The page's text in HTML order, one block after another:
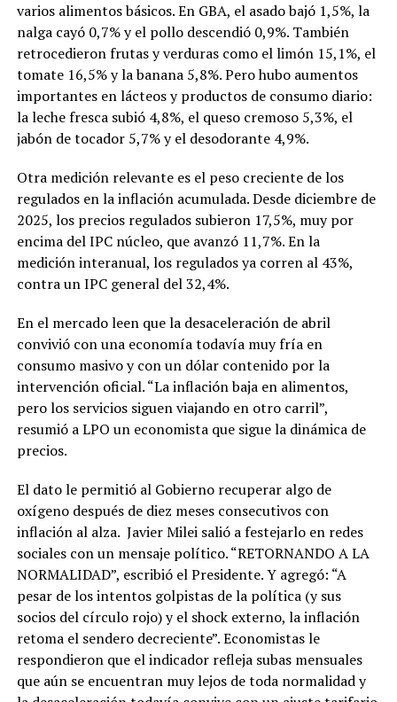
varios alimentos básicos. En GBA, el asado bajó 1,5%, la
nalga cayó 0,7% y el pollo descendió 0,9%. También
retrocedieron frutas y verduras como el limón 15,1%, el
tomate 16,5% y la banana 5,8%. Pero hubo aumentos
importantes en lácteos y productos de consumo diario:
la leche fresca subió 4,8%, el queso cremoso 5,3%, el
jabón de tocador 5,7% y el desodorante 4,9%.
Otra medición relevante es el peso creciente de los
regulados en la inflación acumulada. Desde diciembre de
2025, los precios regulados subieron 17,5%, muy por
encima del IPC núcleo, que avanzó 11,7%. En la
medición interanual, los regulados ya corren al 43%,
contra un IPC general del 32,4%.
En el mercado leen que la desaceleración de abril
convivió con una economía todavía muy fría en
consumo masivo y con un dólar contenido por la
intervención oficial. “La inflación baja en alimentos,
pero los servicios siguen viajando en otro carril”,
resumió a LPO un economista que sigue la dinámica de
precios.
El dato le permitió al Gobierno recuperar algo de
oxígeno después de diez meses consecutivos con
inflación al alza. Javier Milei salió a festejarlo en redes
sociales con un mensaje político. “RETORNANDO A LA
NORMALIDAD”, escribió el Presidente. Y agregó: “A
pesar de los intentos golpistas de la política (y sus
socios del círculo rojo) y el shock externo, la inflación
retoma el sendero decreciente”. Economistas le
respondieron que el indicador refleja subas mensuales
que aún se encuentran muy lejos de toda normalidad y